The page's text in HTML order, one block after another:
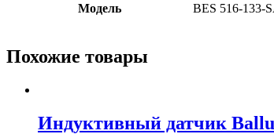
Модель BES 516-133-
Похожие товары
Индуктивный датчик